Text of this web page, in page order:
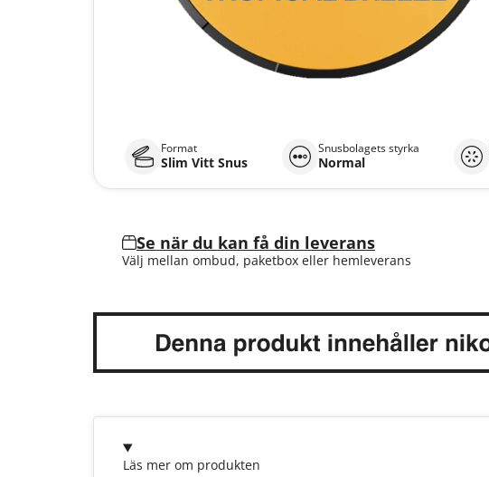
Format
Slim Vitt Snus
Snusbolagets styrka
Normal
Se när du kan få din leverans
Välj mellan ombud, paketbox eller hemleverans
Läs mer om produkten